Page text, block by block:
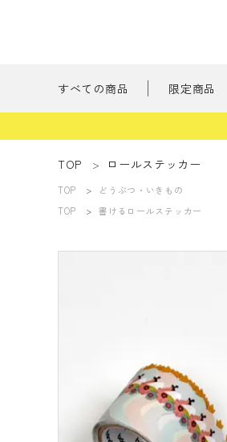
すべての商品 限定商品
TOP ロールステッカー
TOP
どうぶつ・いきもの
TOP
書けるロールステッカー